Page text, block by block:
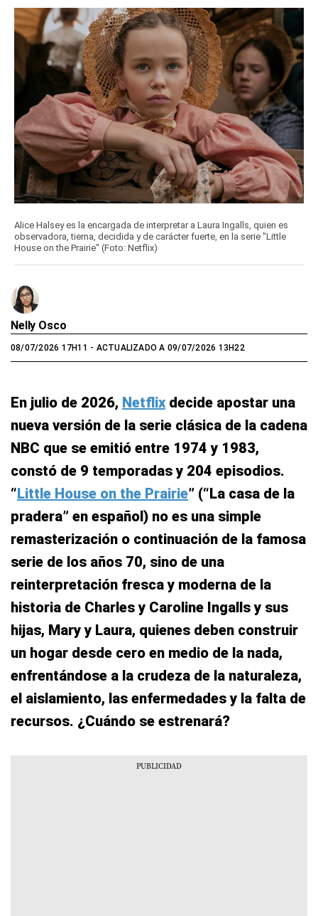
Alice Halsey es la encargada de interpretar a Laura Ingalls, quien es
observadora, tierna, decidida y de carácter fuerte, en la serie "Little
House on the Prairie" (Foto: Netflix)
Nelly Osco
08/07/2026 17H11 - ACTUALIZADO A 09/07/2026 13H22
En julio de 2026, Netflix decide apostar una
nueva versión de la serie clásica de la cadena
NBC que se emitió entre 1974 y 1983,
constó de 9 temporadas y 204 episodios.
“Little House on the Prairie” (“La casa de la
pradera” en español) no es una simple
remasterización o continuación de la famosa
serie de los años 70, sino de una
reinterpretación fresca y moderna de la
historia de Charles y Caroline Ingalls y sus
hijas, Mary y Laura, quienes deben construir
un hogar desde cero en medio de la nada,
enfrentándose a la crudeza de la naturaleza,
el aislamiento, las enfermedades y la falta de
recursos. ¿Cuándo se estrenará?